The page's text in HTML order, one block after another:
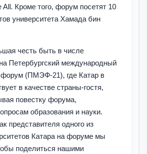
All. Кроме того, форум посетят 10
университета Хамада бин
честь быть в числе
Петербургский международный
форум (ПМЭФ-21), где Катар в
в качестве страны-гостя,
повестку форума,
образования и науки.
представителя одного из
Катара на форуме мы
поделиться нашими